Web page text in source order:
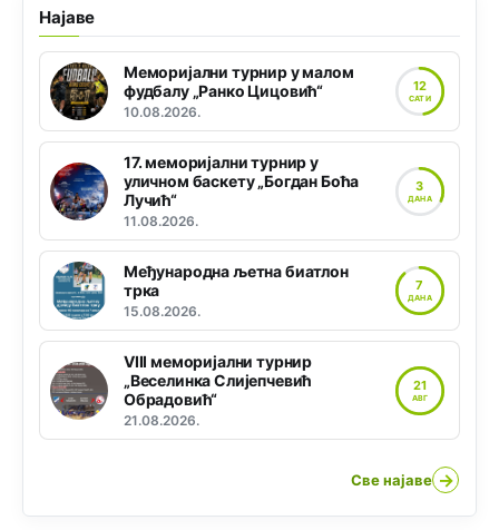
Најаве
Меморијални турнир у малом
фудбалу „Ранко Цицовић“
10.08.2026.
12
САТИ
17. меморијални турнир у
уличном баскету „Богдан Боћа
Лучић“
11.08.2026.
3
ДАНА
Међународна љетна биатлон
трка
15.08.2026.
7
ДАНА
VIII меморијални турнир
„Веселинка Слијепчевић
Обрадовић“
21.08.2026.
21
АВГ
Све најаве →